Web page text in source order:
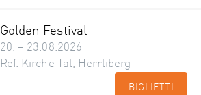
Golden Festival
20. – 23.08.2026
Ref. Kirche Tal, Herrliberg
BIGLIETTI